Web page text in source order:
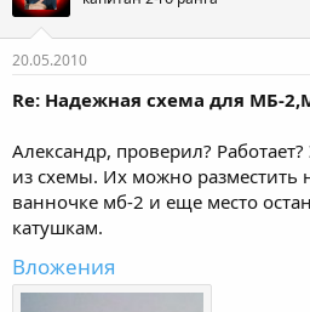
20.05.2010
Re: Надежная схема для МБ-
Александр, проверил?
из схемы. Их можно
ванночке мб-2 и еще место
катушкам.
Вложения